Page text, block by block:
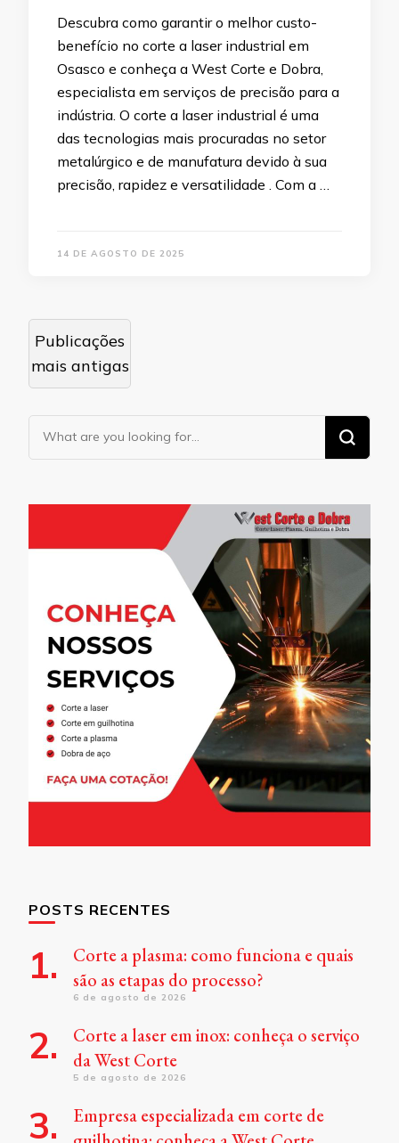
Descubra como garantir o melhor custo-
benefício no corte a laser industrial em
Osasco e conheça a West Corte e Dobra,
especialista em serviços de precisão para a
indústria. O corte a laser industrial é uma
das tecnologias mais procuradas no setor
metalúrgico e de manufatura devido à sua
precisão, rapidez e versatilidade . Com a …
14 DE AGOSTO DE 2025
Navegação por posts
Publicações
mais antigas
Looking
for
POSTS RECENTES
Corte a plasma: como funciona e quais
são as etapas do processo?
6 de agosto de 2026
Corte a laser em inox: conheça o serviço
da West Corte
5 de agosto de 2026
Empresa especializada em corte de